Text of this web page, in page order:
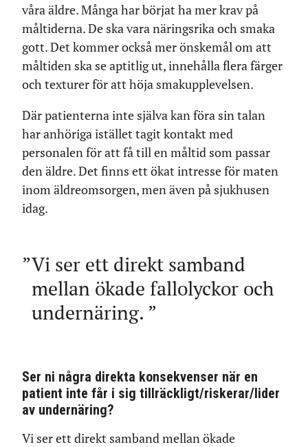
våra äldre. Många har börjat ha mer krav på
måltiderna. De ska vara näringsrika och smaka
gott. Det kommer också mer önskemål om att
måltiden ska se aptitlig ut, innehålla flera färger
och texturer för att höja smakupplevelsen.
Där patienterna inte själva kan föra sin talan
har anhöriga istället tagit kontakt med
personalen för att få till en måltid som passar
den äldre. Det finns ett ökat intresse för maten
inom äldreomsorgen, men även på sjukhusen
idag.
Vi ser ett direkt samband
mellan ökade fallolyckor och
undernäring.
Ser ni några direkta konsekvenser när en
patient inte får i sig tillräckligt/riskerar/lider
av undernäring?
Vi ser ett direkt samband mellan ökade